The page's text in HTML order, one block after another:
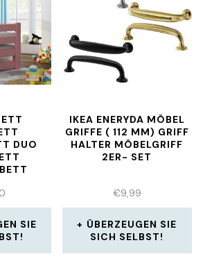
DUO
SIE
IKEA ENERYDA MÖBEL
GRIFFE ( 112 MM) GRIFF
HALTER MÖBELGRIFF
2ER- SET
€9,99
ÜBERZEUGEN SIE
SICH SELBST!